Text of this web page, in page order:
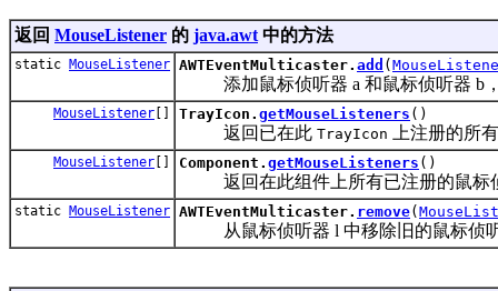
返回 MouseListener 的 java.awt 中的方法
static MouseListener AWTEventMulticaster. add (
添加鼠标侦听器 a 和鼠标侦听器 b，
MouseListener [] TrayIcon. getMouseListeners ()
返回已在此 TrayIcon 上注册的所
MouseListener [] Component. getMouseListeners ()
返回在此组件上所有已注册的鼠标
static MouseListener AWTEventMulticaster. remove(
从鼠标侦听器 l 中移除旧的鼠标侦听